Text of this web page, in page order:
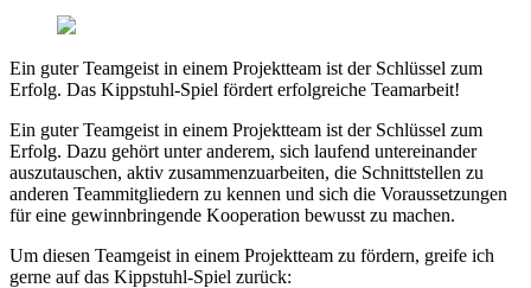
Ein guter Teamgeist in einem Projektteam ist der Schlüssel zum
Erfolg. Das Kippstuhl-Spiel fördert erfolgreiche Teamarbeit!
Ein guter Teamgeist in einem Projektteam ist der Schlüssel zum
Erfolg. Dazu gehört unter anderem, sich laufend untereinander
auszutauschen, aktiv zusammenzuarbeiten, die Schnittstellen zu
anderen Teammitgliedern zu kennen und sich die Voraussetzungen
für eine gewinnbringende Kooperation bewusst zu machen.
Um diesen Teamgeist in einem Projektteam zu fördern, greife ich
gerne auf das Kippstuhl-Spiel zurück: